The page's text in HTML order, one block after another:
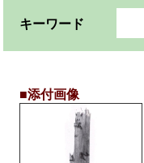
キーワード
■添付画像